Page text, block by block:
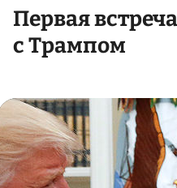
Первая
с Трампом